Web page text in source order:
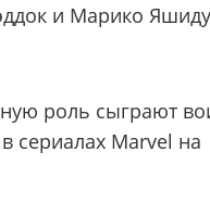
и Марико
роль сыграют
сериалах Marvel на